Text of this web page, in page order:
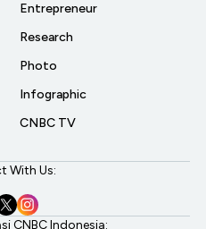
Entrepreneur
Research
Photo
Infographic
CNBC TV
With Us:
CNBC Indonesia: